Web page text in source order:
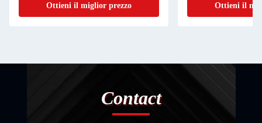
grandi caniOttieni il miglior prezzo Ottieni il
Contact